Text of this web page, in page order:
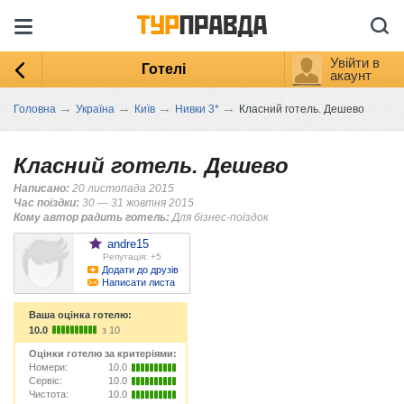
Готелі
Увійти в
акаунт
Головна → Україна → Київ → Нивки 3* → Класний готель. Дешево
Класний готель. Дешево
Написано: 20 листопада 2015
Час поїздки: 30 — 31 жовтня 2015
Кому автор радить готель: Для бізнес-поїздок
andre15
Репутація: +5
Додати до друзів
Написати листа
Ваша оцінка готелю:
10.0
з 10
Оцінки готелю за критеріями:
Номери:
10.0
Сервіс:
10.0
Чистота:
10.0